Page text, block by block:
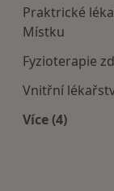
Praktrické
Místku
Fyzioterapie
Vnitřní
Více (4)